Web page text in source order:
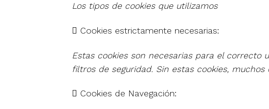
Los tipos de cookies que utilizamos
 Cookies estrictamente necesarias:
Estas cookies son necesarias para el correcto
filtros de seguridad. Sin estas cookies,
 Cookies de Navegación: